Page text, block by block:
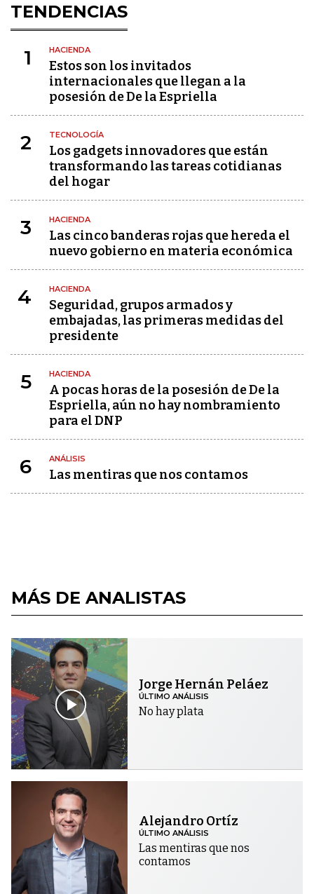
TENDENCIAS
1 HACIENDA
Estos son los invitados
internacionales que llegan a la
posesión de De la Espriella
2 TECNOLOGÍA
Los gadgets innovadores que están
transformando las tareas cotidianas
del hogar
3 HACIENDA
Las cinco banderas rojas que hereda el
nuevo gobierno en materia económica
4 HACIENDA
Seguridad, grupos armados y
embajadas, las primeras medidas del
presidente
5 HACIENDA
A pocas horas de la posesión de De la
Espriella, aún no hay nombramiento
para el DNP
6 ANÁLISIS
Las mentiras que nos contamos
MÁS DE ANALISTAS
Jorge Hernán Peláez
ÚLTIMO ANÁLISIS
No hay plata
Alejandro Ortíz
ÚLTIMO ANÁLISIS
Las mentiras que nos
contamos